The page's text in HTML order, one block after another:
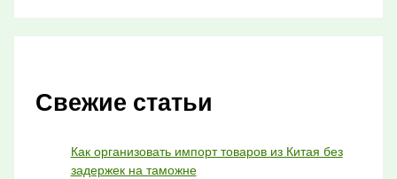
Свежие статьи
Как организовать импорт товаров из Китая без
задержек на таможне